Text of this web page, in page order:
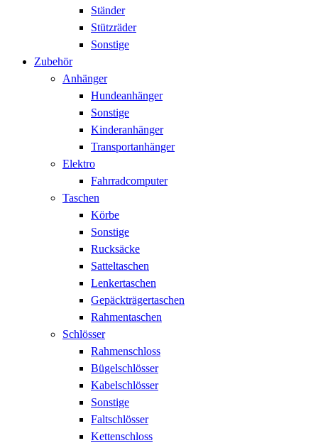
Ständer
Stützräder
Sonstige
Zubehör
Anhänger
Hundeanhänger
Sonstige
Kinderanhänger
Transportanhänger
Elektro
Fahrradcomputer
Taschen
Körbe
Sonstige
Rucksäcke
Satteltaschen
Lenkertaschen
Gepäckträgertaschen
Rahmentaschen
Schlösser
Rahmenschloss
Bügelschlösser
Kabelschlösser
Sonstige
Faltschlösser
Kettenschloss